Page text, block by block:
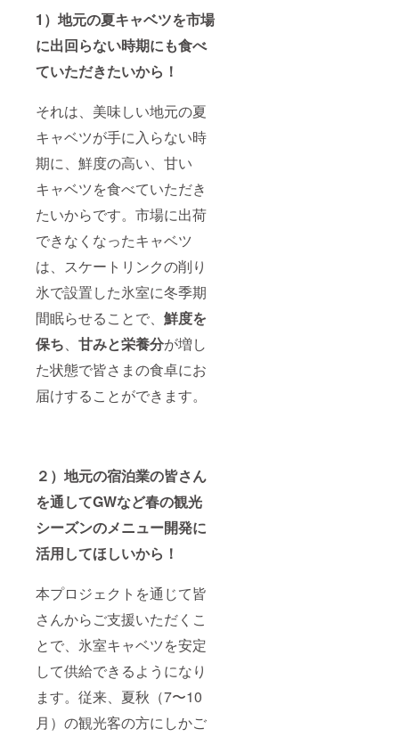
1）地元の夏キャベツを市場
に出回らない時期にも食べ
ていただきたいから！
それは、美味しい地元の夏
キャベツが手に入らない時
期に、鮮度の高い、甘い
キャベツを食べていただき
たいからです。市場に出荷
できなくなったキャベツ
は、スケートリンクの削り
氷で設置した氷室に冬季期
間眠らせることで、 鮮度を
保ち、 甘みと栄養分が増し
た状態で皆さまの食卓にお
届けすることができます。
２）地元の宿泊業の皆さん
を通してGWなど春の観光
シーズンのメニュー開発に
活用してほしいから！
本プロジェクトを通じて皆
さんからご支援いただくこ
とで、氷室キャベツを安定
して供給できるようになり
ます。従来、夏秋（7〜10
月）の観光客の方にしかご